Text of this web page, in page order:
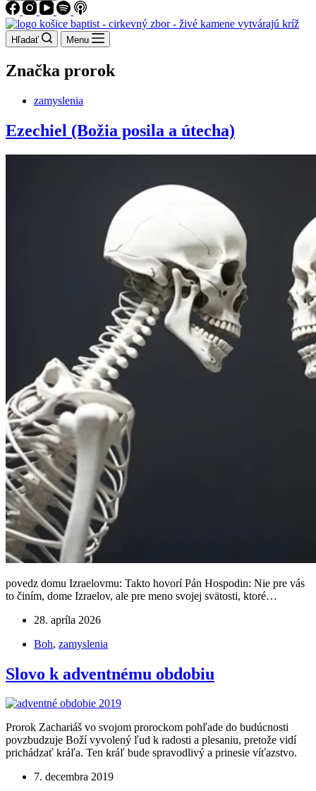
Hľadať Menu
Značka prorok
zamyslenia
Ezechiel (Božia posila a útecha)
povedz domu Izraelovmu: Takto hovorí Pán Hospodin: Nie pre vás
to činím, dome Izraelov, ale pre meno svojej svätosti, ktoré…
28. apríla 2026
Boh, zamyslenia
Slovo k adventnému obdobiu
Prorok Zachariáš vo svojom prorockom pohľade do budúcnosti
povzbudzuje Boží vyvolený ľud k radosti a plesaniu, pretože vidí
prichádzať kráľa. Ten kráľ bude spravodlivý a prinesie víťazstvo.
7. decembra 2019